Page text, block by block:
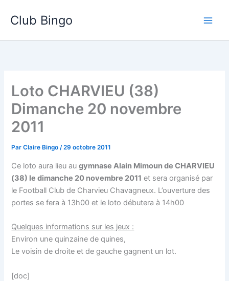
Club Bingo
Loto CHARVIEU (38)
Dimanche 20 novembre
2011
ParClaire Bingo/29 octobre 2011
Ce loto aura lieu augymnase Alain Mimoun de CHARVIEU
(38) le dimanche 20 novembre 2011 et sera organisé par
le Football Club de Charvieu Chavagneux. L’ouverture des
portes se fera à 13h00 et le loto débutera à 14h00
Quelques informations sur les jeux :
Environ une quinzaine de quines,
Le voisin de droite et de gauche gagnent un lot.
[doc]